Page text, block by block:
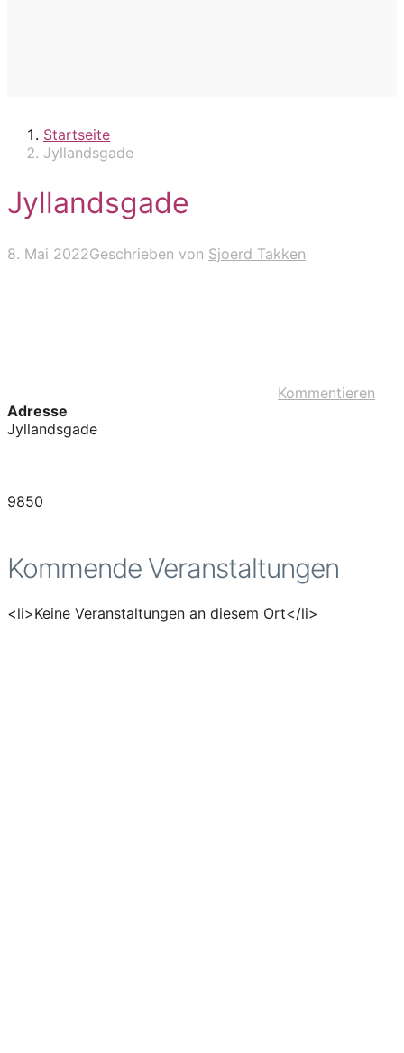
Startseite
Jyllandsgade
Jyllandsgade
8. Mai 2022Geschrieben von Sjoerd Takken
Kommentieren
Adresse
Jyllandsgade
9850
Kommende Veranstaltungen
<li>Keine Veranstaltungen an diesem Ort</li>